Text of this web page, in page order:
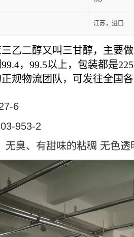
江苏，进口
乙二醇又叫三甘醇，主要
，99.5以上，包装都是
规物流团队，可发往全国
6
953-2
无臭、有甜味的粘稠 无色透